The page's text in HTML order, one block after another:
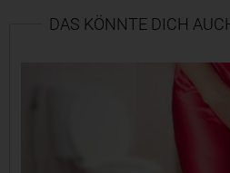
DAS KÖNNTE DICH